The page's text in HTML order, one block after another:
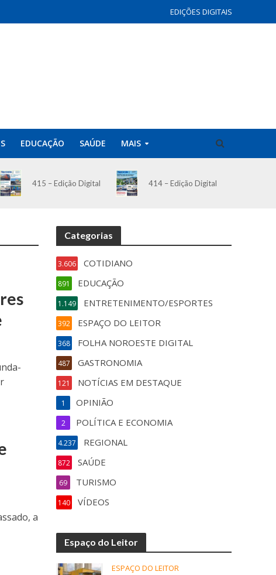
EDIÇÕES DIGITAIS
EDUCAÇÃO SAÚDE MAIS
415 – Edição Digital 414 – Edição Digital
a
Categorias
COTIDIANO
3.606
EDUCAÇÃO
891
ENTRETENIMENTO/ESPORTES
1.149
ESPAÇO DO LEITOR
392
FOLHA NOROESTE DIGITAL
368
GASTRONOMIA
487
NOTÍCIAS EM DESTAQUE
121
OPINIÃO
1
POLÍTICA E ECONOMIA
2
REGIONAL
4.237
SAÚDE
872
TURISMO
69
VÍDEOS
140
Espaço do Leitor
ESPAÇO DO LEITOR